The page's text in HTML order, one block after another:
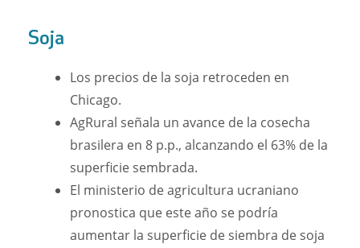
Soja
Los precios de la soja retroceden en
Chicago.
AgRural señala un avance de la cosecha
brasilera en 8 p.p., alcanzando el 63% de la
superficie sembrada.
El ministerio de agricultura ucraniano
pronostica que este año se podría
aumentar la superficie de siembra de soja